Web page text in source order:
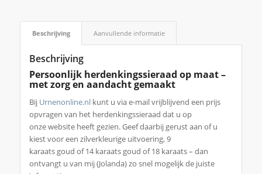
Beschrijving Aanvullende informatie
Beschrijving
Persoonlijk herdenkingssieraad op maat –
met zorg en aandacht gemaakt
Bij Urnenonline.nlkunt u via e-mail vrijblijvend een prijs
opvragen van het herdenkingssieraad dat u op
onze website heeft gezien. Geef daarbij gerust aan of u
kiest voor een zilverkleurige uitvoering, 9
karaats goud of 14 karaats goud of 18 karaats – dan
ontvangt u van mij (Jolanda) zo snel mogelijk de juiste